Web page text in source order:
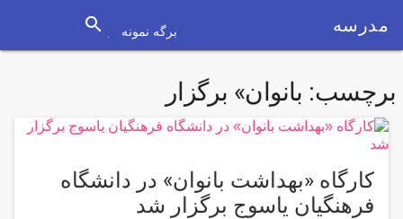
مدرسه برگه نمونه search
برچسب: بانوان» برگزار
کارگاه «بهداشت بانوان» در دانشگاه
فرهنگیان یاسوج برگزار شد